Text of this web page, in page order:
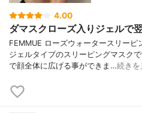
4.00
ダマスクローズ入りジェルで
FEMMUE ローズウォータースリー
ジェルタイプのスリーピングマスク
で顔全体に広げる事ができま…続きを